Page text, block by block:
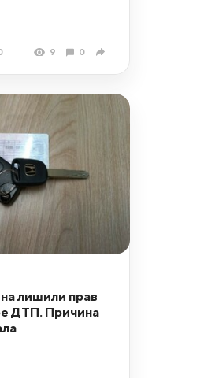
9 0
лишили прав
ДТП. Причина